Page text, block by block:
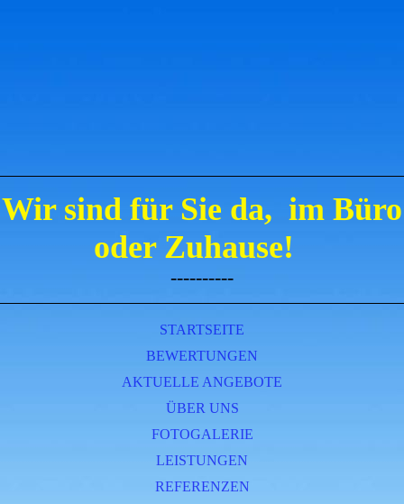
Wir sind für Sie da, im Büro
oder Zuhause!
----------
STARTSEITE
BEWERTUNGEN
AKTUELLE ANGEBOTE
ÜBER UNS
FOTOGALERIE
LEISTUNGEN
REFERENZEN